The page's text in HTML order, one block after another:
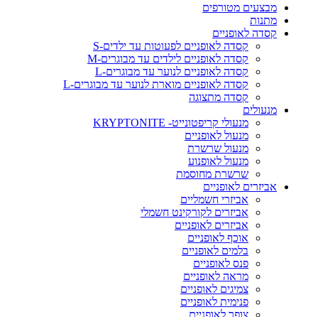
מבצעים מטורפים
מתנות
קסדה לאופניים
קסדה לאופניים לפעוטות עד ילדים-S
קסדה לאופניים לילדים עד מבוגרים-M
קסדה לאופניים לנוער עד מבוגרים-L
קסדה לאופניים מוארת לנוער עד מבוגרים-L
קסדה מתצוגה
מנעולים
מנעולי קריפטונייט- KRYPTONITE
מנעול לאופניים
מנעול שרשרת
מנעול לאופנוע
שרשרת מחוסמת
אביזרים לאופניים
אביזרי חשמליים
אביזרים לקורקינט חשמלי
אביזרים לאופניים
אוכף לאופניים
בלמים לאופניים
פנס לאופניים
מראה לאופניים
צמיגים לאופניים
פנימית לאופניים
צופר לאופניים